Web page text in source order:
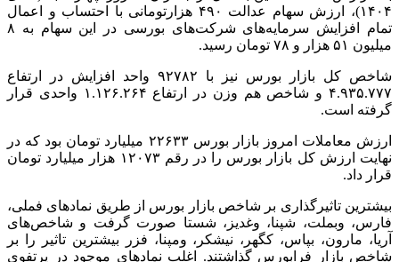
۱۴۰۴)، ارزش سهام عدالت ۴۹۰ هزارتومانی با احتساب و اعمال
تمام افزایش سرمایه‌های شرکت‌های بورسی در این سهام به ۸
میلیون ۵۱ هزار و ۷۸ تومان رسید.
شاخص کل بازار بورس نیز با ۹۲۷۸۲ واحد افزایش در ارتفاع
۴.۹۳۵.۷۷۷ و شاخص هم وزن در ارتفاع ۱.۱۲۶.۲۶۴ واحدی قرار
گرفته است.
ارزش معاملات امروز بازار بورس ۲۲۶۳۳ میلیارد تومان بود که در
نهایت ارزش کل بازار بورس را در رقم ۱۲۰۷۳ هزار میلیارد تومان
قرار داد.
بیشترین تاثیرگذاری بر شاخص بازار بورس از طریق نماد‌های فملی،
فارس، وبملت، شپنا، وغدیز، شستا صورت گرفت و شاخص‌های
آریا، مارون، بپاس، کگهر، نیشکر، ومپنا، فزر بیشترین تاثیر را بر
شاخص بازار فرابورس گذاشتند. اغلب نماد‌های موجود در پرتفوی